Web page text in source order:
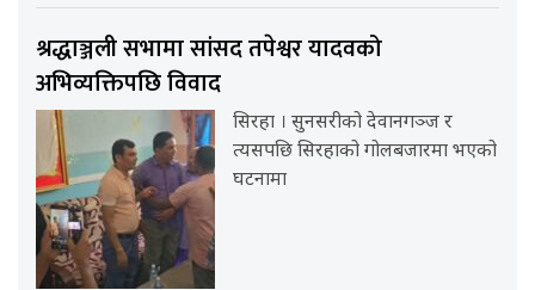
श्रद्धाञ्जली सभामा सांसद तपेश्वर यादवको
अभिव्यक्तिपछि विवाद
सिरहा । सुनसरीको देवानगञ्ज र
त्यसपछि सिरहाको गोलबजारमा भएको
घटनामा